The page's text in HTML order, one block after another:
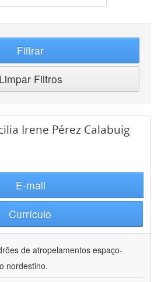
Filtrar
Limpar Filtros
Irene Pérez Calabuig
E-mail
Currículo
de atropelamentos espaço-
nordestino.